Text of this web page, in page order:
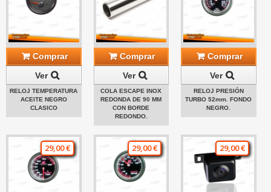
Comprar
Ver
RELOJ TEMPERATURA
ACEITE NEGRO
CLASICO
Comprar
Ver
COLA ESCAPE INOX
REDONDA DE 90 MM
CON BORDE
REDONDO.
Comprar
Ver
RELOJ PRESIÓN
TURBO 52mm. FONDO
NEGRO.
29,00 € 29,00 € 29,00 €